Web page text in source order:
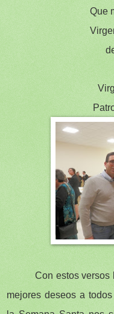
Que
Con estos versos
mejores deseos a